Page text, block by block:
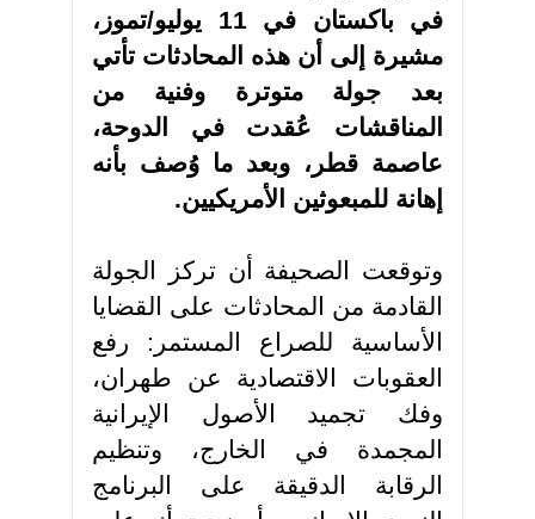
في باكستان في 11 يوليو/تموز،
مشيرة إلى أن هذه المحادثات تأتي
بعد جولة متوترة وفنية من
المناقشات عُقدت في الدوحة،
عاصمة قطر، وبعد ما وُصف بأنه
إهانة للمبعوثين الأمريكيين.
وتوقعت الصحيفة أن تركز الجولة
القادمة من المحادثات على القضايا
الأساسية للصراع المستمر: رفع
العقوبات الاقتصادية عن طهران،
وفك تجميد الأصول الإيرانية
المجمدة في الخارج، وتنظيم
الرقابة الدقيقة على البرنامج